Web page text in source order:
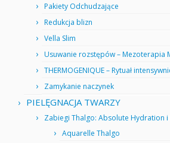
Pakiety Odchudzające
Redukcja blizn
Vella Slim
Usuwanie rozstępów – Mezoterapia
THERMOGENIQUE – Rytuał
Zamykanie naczynek
PIELĘGNACJA TWARZY
Zabiegi Thalgo: Absolute Hydration i
Aquarelle Thalgo